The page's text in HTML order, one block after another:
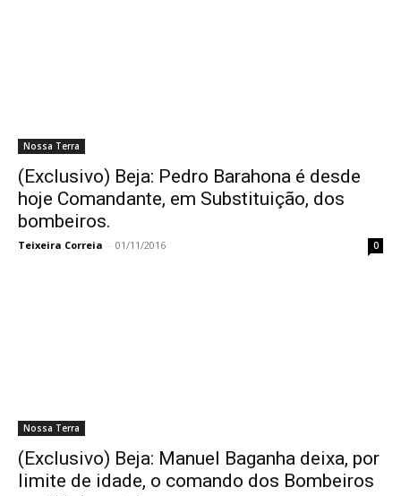
Nossa Terra
(Exclusivo) Beja: Pedro Barahona é desde
hoje Comandante, em Substituição, dos
bombeiros.
Teixeira Correia - 01/11/2016 0
Nossa Terra
(Exclusivo) Beja: Manuel Baganha deixa, por
limite de idade, o comando dos Bombeiros